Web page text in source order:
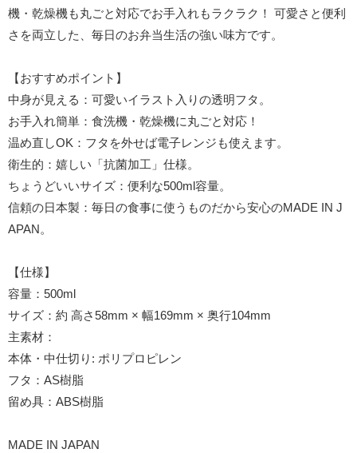
機・乾燥機も丸ごと対応でお手入れもラクラク！ 可愛さと便利
さを両立した、毎日のお弁当生活の強い味方です。
【おすすめポイント】
中身が見える：可愛いイラスト入りの透明フタ。
お手入れ簡単：食洗機・乾燥機に丸ごと対応！
温め直しOK：フタを外せば電子レンジも使えます。
衛生的：嬉しい「抗菌加工」仕様。
ちょうどいいサイズ：便利な500ml容量。
信頼の日本製：毎日の食事に使うものだから安心のMADE IN J
APAN。
【仕様】
容量：500ml
サイズ：約 高さ58mm × 幅169mm × 奥行104mm
主素材：
本体・中仕切り: ポリプロピレン
フタ：AS樹脂
留め具：ABS樹脂
MADE IN JAPAN